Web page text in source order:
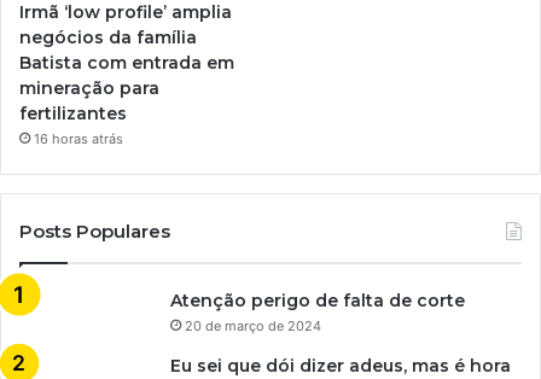
Irmã ‘low profile’ amplia
negócios da família
Batista com entrada em
mineração para
fertilizantes
16 horas atrás
Posts Populares
Atenção perigo de falta de corte
20 de março de 2024
Eu sei que dói dizer adeus, mas é hora